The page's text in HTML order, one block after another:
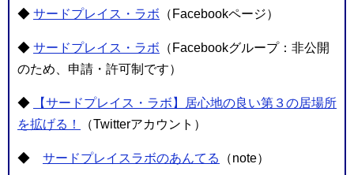
◆ サードプレイス・ラボ （Facebookページ）
◆ サードプレイス・ラボ （Facebookグループ：非公開
のため、申請・許可制です）
◆
【サードプレイス・ラボ】居心地の良い第３の居場所
を拡げる！
（Twitterアカウント）
◆ サードプレイスラボのあんてる （note）